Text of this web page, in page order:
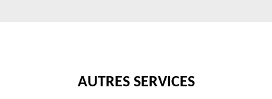
AUTRES SERVICES